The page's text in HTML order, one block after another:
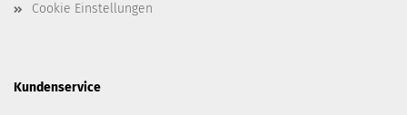
Cookie Einstellungen
Kundenservice